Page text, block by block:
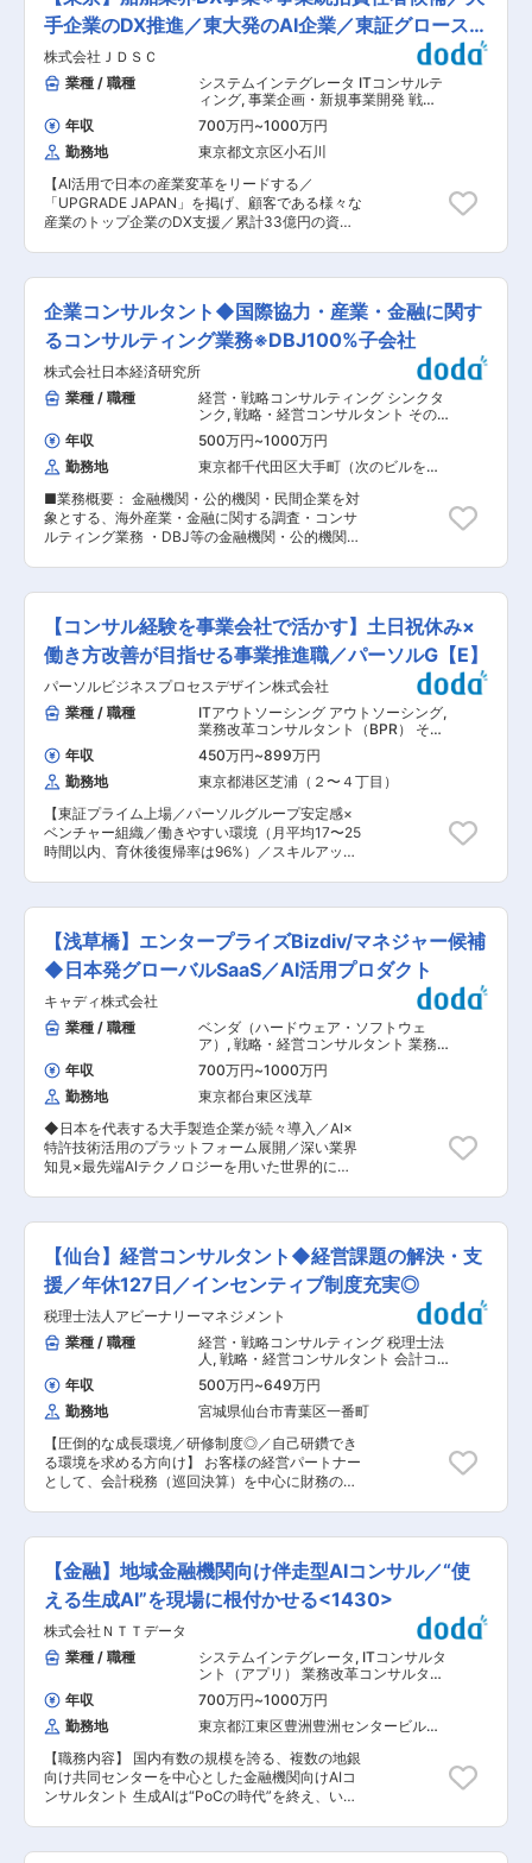
盤： 現組織には経験豊富なメンバーが多数在籍
し、入社後のフォロー体制や育成体制は万全で
す。「コンサルタントを目指したい」、「コンサ
ルタント業務を通しより成長したい」という意欲
ある方大歓迎です。 財務知識がない中途採用の方
でも未経験から活躍できる基盤があります。金融
機関での法人営業、メーカーでの生産管理など前
職は様々です。 ■早期のキャリアアップ体制：
〜他社では部長クラスの社員が担当するような案
件を、30代のうちに経験するチャンスがありま
す〜 平均年齢35歳と若いため社風も非常にフラ
ットです。その為他社では40代・50代の方が担
験するチャンスがあります。若い内からどんどん
仕事を任せられるので、裁量範囲が広く、様々な
4、5年後にはマネージャー、その後シニアマネー
ジャー、副部長、部長とキャリアアップしていき
ます。 変更の範囲：会社の定める業務
材採用、評価制度、社内人材登用制度、社内人材
の可視化、教育並びにキャリア開発など新たな取
り組みにおける設計、導入から運営まで、各国現
法のMDや人事担当と連携を取りながら推進して
いただきます。 ご希望と当社事業状況によって
は、将来的に海外現地法人もしくはリージョナル
人事責任者として海外赴任の可能性もございま
す。 【変更の範囲：会社の定める業務】 ■募集
背景： 当社では欧米、中国、ASEAN諸国など8カ
国に現地法人を有し、各国でSIやサービスを軸に
事業展開しています。 昨年にはIIJとして初となる
海外市場向けサービス（Safous）の提供を開始、
シンガポールSI企業のM&Aなど積極的にグローバ
から獲得／育成／維持する仕組みを構築し実践す
るためにグローバル人事体制を強化します。 ■働
き方： 在宅勤務を取り入れています。配属組織や
プロジェクト状況によって頻度は異なりますが、
会社方針として「在宅勤務3割・出社7割」を掲げ
ております。 また全社平均残業時間は20〜30ｈ
程度となります。育児支援制度も整えており、男
性の育児休暇取得実績もございます。 ■IIJの特
徴： 1992年、IIJは日本で初めての国内インター
ネット接続事業者として創業し、以来、日本のイ
ンターネットのパイオニアとして技術面を中心に
イニシアティブをとり続けてきました。インター
ネット接続事業で培った高い技術力をベースに、
ス、WANサービス、システムインテグレーション
等をトータルに提供するソリューションプロバイ
ットワーク利用の要望にワンストップで応える企
業グループとして成長しています。
手企業のDX推進／東大発のAI企業／東証グロース上
場
株式会社ＪＤＳＣ
業種 / 職種
システムインテグレータ ITコンサルテ
ィング, 事業企画・新規事業開発 戦
略・経営コンサルタント
年収 700万円~1000万円
勤務地
東京都文京区小石川
【AI活用で日本の産業変革をリードする／
「UPGRADE JAPAN」を掲げ、顧客である様々な
産業のトップ企業のDX支援／累計33億円の資金
触れ、その学びを実践できる仕事があります。顧
客と一緒に社会に変革を起こしていくという仕事
のやりがいの中で、自身の成長を求める方のご応
募をお待ちしています。 ■主な業務内容： ・業
界ニーズからデータを活用して解決可能な事業領
域の抽出・検証、マーケティングの推進 ・業界内
重要顧客のアカウントプラン策定及び推進 ・業界
顧客へのDX戦略策定・データドリブン経営への
変革についての要件定義を含む提案推進（データ
サイエンティスト・エンジニアとの連携含む） ・
上記をもとにしたコンソーシアムの形成と業界各
社への合意形成 ・当該チームのマーケティング・
組織開発・人材管理・採用 ・パートナー戦略を含
むビジネスモデル・事業戦略の構築・推進 ■当社
のビジョン 今私たちが生きるのは、かつての高度
成長時代ではありません。より少ない労働人口
ケットに目を向ければ、デジタル化とグローバル
化が急速に進行し、かつての日本の製造業が謳歌
した海外成功モデルの転換なくして、生き残るこ
とができない状況にあります。 こうした中で、大
学で培われた知がより直接的な形で社会に貢献す
ることが求められます。JDSCはこうした知の還
元をリードし、社会が今の時代にあわせてアップ
グレードすることを使命としています。わたした
ちはAI技術を通じて、企業を、産業を、ひいては
日本をアップグレードしていきます。 変更の範
囲：会社の定める業務
企業コンサルタント◆国際協力・産業・金融に関す
るコンサルティング業務※DBJ100%子会社
株式会社日本経済研究所
業種 / 職種
経営・戦略コンサルティング シンクタ
ンク , 戦略・経営コンサルタント その
他ビジネスコンサルタント
年収 500万円~1000万円
勤務地
東京都千代田区大手町（次のビルを除
■業務概要： 金融機関・公的機関・民間企業を対
象とする、海外産業・金融に関する調査・コンサ
ルティング業務 ・DBJ等の金融機関・公的機関・
ィング ・JICA等から受託する、開発途上国にお
ける農畜産分野等のツーステップローン構築、政
策金融・産業政策等のODA案件 【変更の範囲：
会社の定める業務】 ■本ポジションの魅力：
ESG/SDGs分野を含む、海外産業・金融動向の情
報収集・整理において、DBJネットワークを活用
して業務に取り組み、専門性を積み上げていくこ
とが可能です。 ■業務フロー： 案件ごとに2〜3
名のチームを組成しており、担当分野等における
縦割りはございません。案件期間は半年〜1年程
度のものが中心で、1人当たり5件程度の案件を同
時並行で進めています。チームで業務を行うた
め、基礎調査等から携わって頂き、経験を積むこ
とが可能です。中堅クラスの方であれば、経験等
も考慮して業務の中核を担って頂く場合もありま
す。 ■当社の魅力： ・日本政策投資銀行
で活用できるとともに、DBJとの連携により、多
様性に富んだ案件に取り組むことができます。 ・
外部研修・資格取得等に対する支援制度がある
上、DBJグループの研修プログラムへの参加が可
能です。 ・転勤・定期異動はなく、長期的に調
査・コンサルティング業務に従事し、専門性を高
めることができます。 変更の範囲：本文参照
【コンサル経験を事業会社で活かす】土日祝休み×
働き方改善が目指せる事業推進職／パーソルG【E】
パーソルビジネスプロセスデザイン株式会社
業種 / 職種
ITアウトソーシング アウトソーシング,
業務改革コンサルタント（BPR） その
他ビジネスコンサルタント
年収 450万円~899万円
勤務地
東京都港区芝浦（２〜４丁目）
【東証プライム上場／パーソルグループ安定感×
ベンチャー組織／働きやすい環境（月平均17〜25
時間以内、育休後復帰率は96%）／スキルアッ
からしか購入できませんでした。しかし2016年4
月に電気、2017年4月にガスについて既存の電
力・ガス会社だけでなく、業種を問わず様々な事
業者から購入できるようになりました。 また、カ
ーボンニュートラルなどの環境に関わる取り組み
や地球規模でのエネルギー問題など、エネルギー
に関わる課題は山積しており、そのような背景か
らエネルギーマーケットも盛り上がりを見せてい
ます。 そういった領域で成長を続ける民間企業と
共に、ビジネスパートナーとして支援をするのが
私たちの仕事です。理想のプランを提案して終わ
りではなく、クライアント先に常駐し、共に伴走
しながら当事者として業務構築や課題解決まで行
えるのがこの仕事の醍醐味。各チームが役割分担
し、連携を密に行うことでミッションの達成を目
指していきます。 【具体的には】 エネルギーに
等に携わり、BPOの強みをフルに活かし顧客先で
必要な業務をデジタルスキルを活用して遂行いた
だきます。 ＜担当プロジェクトについて＞ エネ
ルギーに関連するプロジェクトへ配属。主に業界
を代表する企業と共に、プロジェクトの課題解決
に取り組みます。クライアントの声に耳を傾け、
現場の業務フローや組織状況から最善の提案を行
っていきます。数名〜数十名規模のチームを構成
するため、様々な立場の人たちをチームとしてま
とめていただく役割もあります。 ＜各チームの役
割＞ ・データ収集による電力の需給予測や託送料
金の集計 ・VBAやマクロを活用した生産性向上支
援 ・RPAやグループウェア導入による業務プロセ
種データ集計／ドキュメント化／レポーティング
・集計したデータソースによる各種提案 ・カスタ
ジェクト例 ◎電力小売り事業参入のためのデータ
収集・分析業務 ◎電力取引のための需要予測業務
◎託送料金算出のための料金計算業務 変更の範
囲：会社の定める業務
【浅草橋】エンタープライズBizdiv/マネジャー候補
◆日本発グローバルSaaS／AI活用プロダクト
キャディ株式会社
業種 / 職種
ベンダ（ハードウェア・ソフトウェ
ア） , 戦略・経営コンサルタント 業務
改革コンサルタント（BPR）
年収 700万円~1000万円
勤務地
東京都台東区浅草
◆日本を代表する大手製造企業が続々導入／AI×
特許技術活用のプラットフォーム展開／深い業界
知見×最先端AIテクノロジーを用いた世界的にも
ョンの設計から開発・デリバリまでを一気通貫で
やり遂げること ■業務内容： 点在するデータ・
経験を資産化し、新たな価値を創出する「製造業
AIデータプラットフォームCADDi」を用いて、製
造業のエンタープライズ企業に新しいソリューシ
ョンを企画・提案・開発・デリバリするポジショ
ンです。エンタープライズ企業の経営課題や事業
課題の把握・抽出、その課題解決のためのソリュ
ーションをプロダクト/ITツール/業務設計/BPOな
ど様々な手法を用いて解決する役割をお任せしま
す。ターゲットは、製造業の経営層・営業・技術/
設計・調達・製造・サービス部門など全社に渡り
ます。CxOや部門責任者などのカウンターパート
に対し、テクノロジーパートナーの立ち位置で事
業を推進していただくことを期待しています。 ＜
具体的には＞ ・顧客の経営課題、事業課題のヒア
ョンのオファリング化と横展開 ・ソリューション
をフックにした勝ち筋整理と戦略への適用 ■業務
イメージ： 製造業領域において「サプライチェー
ン × 非構造データ × AI」の切り口で顧客の経営課
題・事業課題を解決する様々なソリューションを
提供しており、顧客になる部門は、経営、開発/設
計、調達、生産、販売、品質などの全社に渡りま
す。対象とするデータは、図面/仕様書/価格情報/
不良情報/サプライヤとのコミュニケーション情報
など多岐に渡り、これらを活用可能なデータとし
て抽出・分析します。 例えば、ある顧客ではサプ
ライチェーン上の非構造データの解析を組み込む
形で、設計部門や調達部門のワークフローを再設
減といった効果を生んでいます。また、他の顧客
ではグローバル拠点の連携強化や高度な経営判断
【仙台】経営コンサルタント◆経営課題の解決・支
援／年休127日／インセンティブ制度充実◎
税理士法人アビーナリーマネジメント
業種 / 職種
経営・戦略コンサルティング 税理士法
人 , 戦略・経営コンサルタント 会計コ
ンサルタント・財務アドバイザリー
年収 500万円~649万円
勤務地
宮城県仙台市青葉区一番町
【圧倒的な成長環境／研修制度◎／自己研鑽でき
る環境を求める方向け】 お客様の経営パートナー
として、会計税務（巡回決算）を中心に財務の側
ドバイス・コンサルティング等を実施していただ
きます。 タックスプラン（税金対策）等での保険
商品の提案や、事業継承、M＆A、人事労務課題
など中小企業の様々な課題に対して課題解決に向
けたコンサルティング業務を行って頂きます。
■1日の流れ： ・クライアント先にお伺い（２〜3
時間程度滞在） 会計税務、監査業務を行い、コン
サルティング資料を基に月次レポート報告 ・帰社
し書類の整理、午後の準備（もしくはそのまま午
後のクライアント先へ） 午後もクライアント先に
訪問し、会計税務から現状を把握し、会計税務・
監査業務、コンサル等を行って頂きます。 ※窓口
担当はほとんどが経営者の方です。 ※エリアは仙
台市内が中心ですが、案件によっては東北や北海
道、関東圏もご対応頂く事がございます。 ※県外
のご対応ですと、オンラインにての打合せ方法が
【金融】地域金融機関向け伴走型AIコンサル／“使
える生成AI”を現場に根付かせる<1430>
株式会社ＮＴＴデータ
業種 / 職種
システムインテグレータ , ITコンサルタ
ント（アプリ） 業務改革コンサルタン
ト（BPR）
年収 700万円~1000万円
勤務地
東京都江東区豊洲豊洲センタービル
【職務内容】 国内有数の規模を誇る、複数の地銀
向け共同センターを中心とした金融機関向けAIコ
ンサルタント 生成AIは“PoCの時代”を終え、いま
パートナーとして生成AI活用の戦略策定からユー